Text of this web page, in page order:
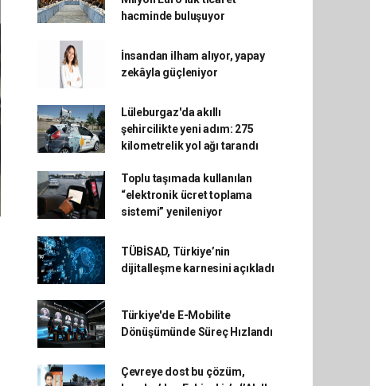
hacminde buluşuyor
İnsandan ilham alıyor, yapay
zekâyla güçleniyor
Lüleburgaz'da akıllı
şehircilikte yeni adım: 275
kilometrelik yol ağı tarandı
Toplu taşımada kullanılan
“elektronik ücret toplama
sistemi” yenileniyor
TÜBİSAD, Türkiye’nin
dijitalleşme karnesini açıkladı
Türkiye'de E-Mobilite
Dönüşümünde Süreç Hızlandı
Çevreye dost bu çözüm,